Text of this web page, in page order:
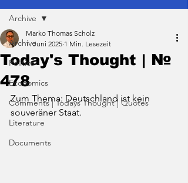
Archive
Politics
Economics
Comments | Todays Thought | Quotes
Literature
Documents
Archive
Today's Thought | №
478
Marko Thomas Scholz
1. Juni 2025 1 Min. Lesezeit
Zum Thema: Deutschland ist kein
souveräner Staat.